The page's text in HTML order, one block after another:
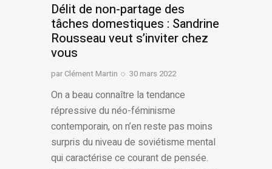
Délit de non-partage des
tâches domestiques : Sandrine
Rousseau veut s’inviter chez
vous
parClément Martin 30 mars 2022
On a beau connaître la tendance
répressive du néo-féminisme
contemporain, on n’en reste pas moins
surpris du niveau de soviétisme mental
qui caractérise ce courant de pensée.